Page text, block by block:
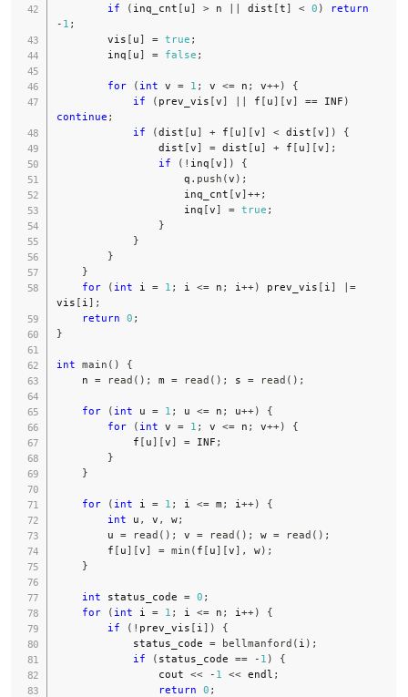
if
( inq_cnt [ u] > n || dist [t] < 0 )
return
- 1 ;
        vis
[ u] = true ;
        inq
[ u] = false ;
for ( int v = 1 ; v <= n ; v++)
{
if
( prev_vis [v] || f [ u] [v] == INF )
continue ;
if
(dist [ u] + f [ u] [v] < dist [v] )
{
                dist
[v] = dist [ u] + f [ u] [v] ;
if
( ! inq [v] )
{
                    q
. push (v ) ;
                    inq_cnt
[v]++;
                    inq
[v] = true ;
}
}
}
}
for
( int i = 1 ; i <= n ; i ++) prev_vis [ i ]
|=
vis [ i ] ;
return 0 ;
}
int main ( )
{
    n
= read ( ) ; m = read ( ) ; s = read ( ) ;
for ( int u = 1 ; u <= n ; u++)
{
for
( int v = 1 ; v <= n ; v++)
{
            f
[ u] [v] = INF ;
}
}
for ( int i = 1 ; i <= m ; i ++)
{
int u , v , w;
        u
= read ( ) ; v = read ( ) ; w = read ( ) ;
        f
[ u] [v] = min ( f [ u] [v] , w) ;
}
int status_code = 0 ;
for
( int i = 1 ; i <= n ; i ++)
{
if
( ! prev_vis [ i ] )
{
            status_code
= bellmanford ( i ) ;
if
( status_code == - 1 )
{
                cout
<< - 1 << endl ;
return 0 ;